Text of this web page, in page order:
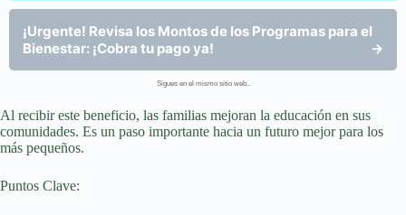
¡Urgente! Revisa los Montos de los Programas para el
Bienestar: ¡Cobra tu pago ya!
→
Sigues en el mismo sitio web..
Al recibir este beneficio, las familias mejoran la educación en sus
comunidades. Es un paso importante hacia un futuro mejor para los
más pequeños.
Puntos Clave: